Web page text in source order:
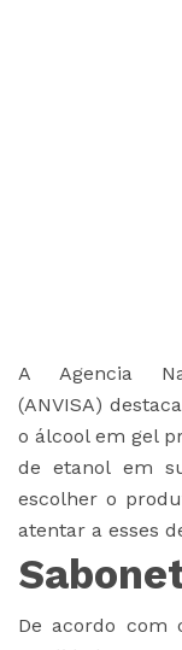
A Agencia
(ANVISA)
o álcool em gel
de etanol em
escolher o
atentar a esses
De acordo com